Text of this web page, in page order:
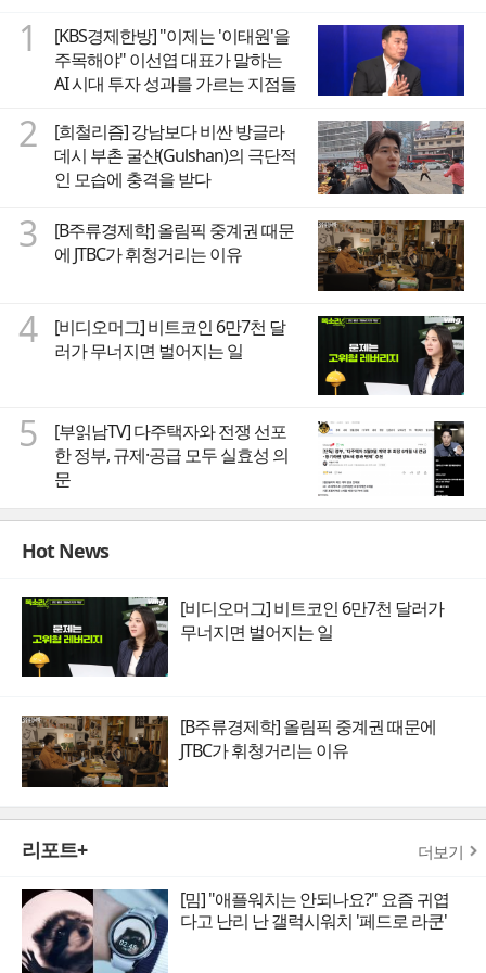
1
[KBS경제한방] "이제는 '이태원'을
주목해야" 이선엽 대표가 말하는
AI 시대 투자 성과를 가르는 지점들
2
[희철리즘] 강남보다 비싼 방글라
데시 부촌 굴샨(Gulshan)의 극단적
인 모습에 충격을 받다
3
[B주류경제학] 올림픽 중계권 때문
에 JTBC가 휘청거리는 이유
4
[비디오머그] 비트코인 6만7천 달
러가 무너지면 벌어지는 일
5
[부읽남TV] 다주택자와 전쟁 선포
한 정부, 규제·공급 모두 실효성 의
문
Hot News
[비디오머그] 비트코인 6만7천 달러가
무너지면 벌어지는 일
[B주류경제학] 올림픽 중계권 때문에
JTBC가 휘청거리는 이유
리포트+ 더보기
[밈] "애플워치는 안되나요?" 요즘 귀엽
다고 난리 난 갤럭시워치 '페드로 라쿤'